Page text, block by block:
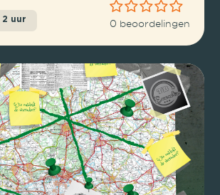
2 uur 0 beoordelingen